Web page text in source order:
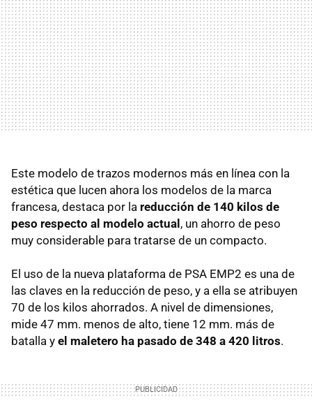
Este modelo de trazos modernos más en línea con la
estética que lucen ahora los modelos de la marca
francesa, destaca por la reducción de 140 kilos de
peso respecto al modelo actual , un ahorro de peso
muy considerable para tratarse de un compacto.
El uso de la nueva plataforma de PSA EMP2 es una de
las claves en la reducción de peso, y a ella se atribuyen
70 de los kilos ahorrados. A nivel de dimensiones,
mide 47 mm. menos de alto, tiene 12 mm. más de
batalla y el maletero ha pasado de 348 a 420 litros.